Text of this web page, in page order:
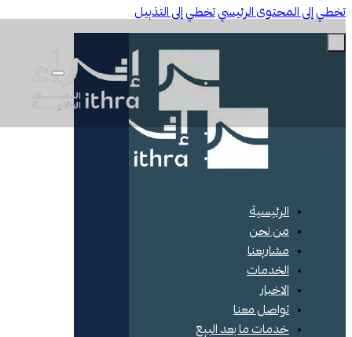
إلى المحتوى الرئيسيتخطي إلى التذييل
الرئيسية
من نحن
مشاريعنا
الخدمات
الاخبار
تواصل معنا
خدمات ما بعد البيع